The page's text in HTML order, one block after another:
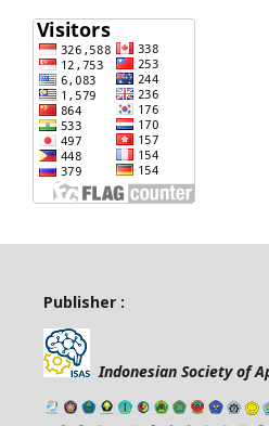
Publisher :
Indonesian Society of